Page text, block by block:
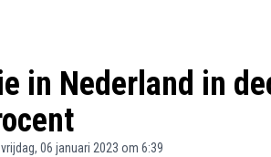
in Nederland in
vrijdag, 06 januari 2023 om 6:39